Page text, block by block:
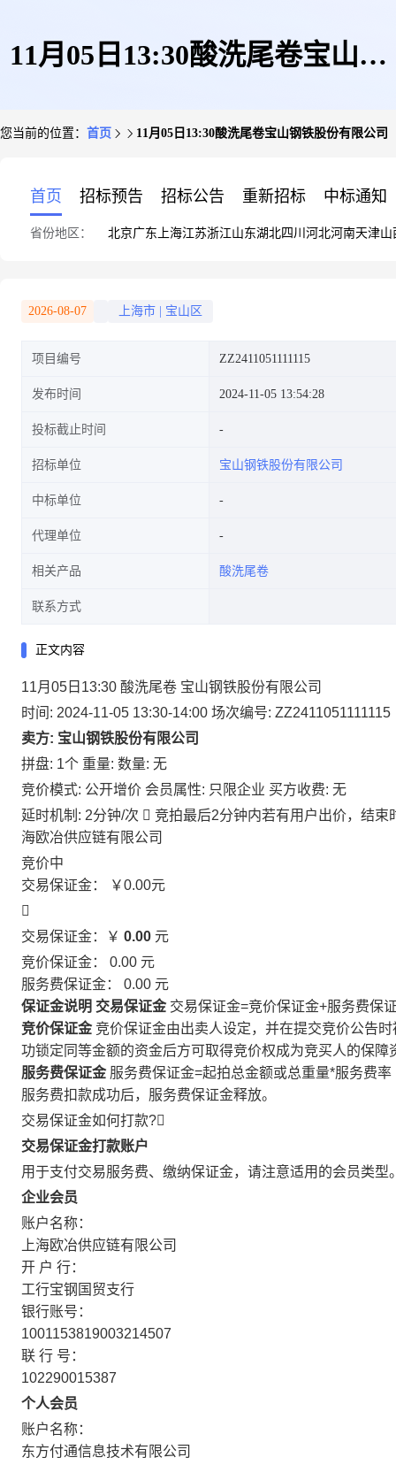
11月05日13:30酸洗尾卷宝山钢
您当前的位置： 首页 11月05日13:30酸洗尾卷宝山钢铁股份有限公司
首页 招标预告 招标公告 重新招标 中标通知
省份地区： 北京广东 上海江苏浙江山东湖北四川 河北河南天津山
2026-08-07 上海市 宝山区
项目编号 ZZ2411051111115
发布时间 2024-11-05 13:54:28
投标截止时间
招标单位 宝山钢铁股份有限公司
中标单位
代理单位
相关产品 酸洗尾卷
联系方式
正文内容
11月05日13:30 酸洗尾卷 宝山钢铁股份有限公司
时间: 2024-11-05 13:30-14:00 场次编号: ZZ2411051111115
卖方: 宝山钢铁股份有限公司
拼盘: 1个 重量: 数量: 无
竞价模式: 公开增价 会员属性: 只限企业 买方收费: 无
延时机制: 2分钟/次  竞拍最后2分钟内若有用户出价，结
海欧冶供应链有限公司
竞价中
交易保证金：
￥0.00元

交易保证金：￥ 0.00 元
竞价保证金： 0.00 元
服务费保证金： 0.00 元
保证金说明 交易保证金 交易保证金=竞价保证金+服务费保
竞价保证金 竞价保证金由出卖人设定，并在提交竞价公告
功锁定同等金额的资金后方可取得竞价权成为竞买人的保障
服务费保证金 服务费保证金=起拍总金额或总重量*服务费率
服务费扣款成功后，服务费保证金释放。
交易保证金如何打款?
交易保证金打款账户
用于支付交易服务费、缴纳保证金，请注意适用的会员类型
企业会员
账户名称：
上海欧冶供应链有限公司
开 户 行：
工行宝钢国贸支行
银行账号：
1001153819003214507
联 行 号：
102290015387
个人会员
账户名称：
东方付通信息技术有限公司